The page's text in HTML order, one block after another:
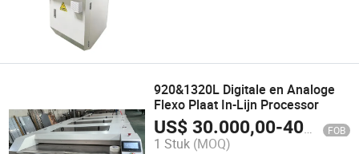
920&1320L Digitale en Analoge
Flexo Plaat In-Lijn Processor
US$30.000,00-40.000,00 FOB
1 Stuk (MOQ)